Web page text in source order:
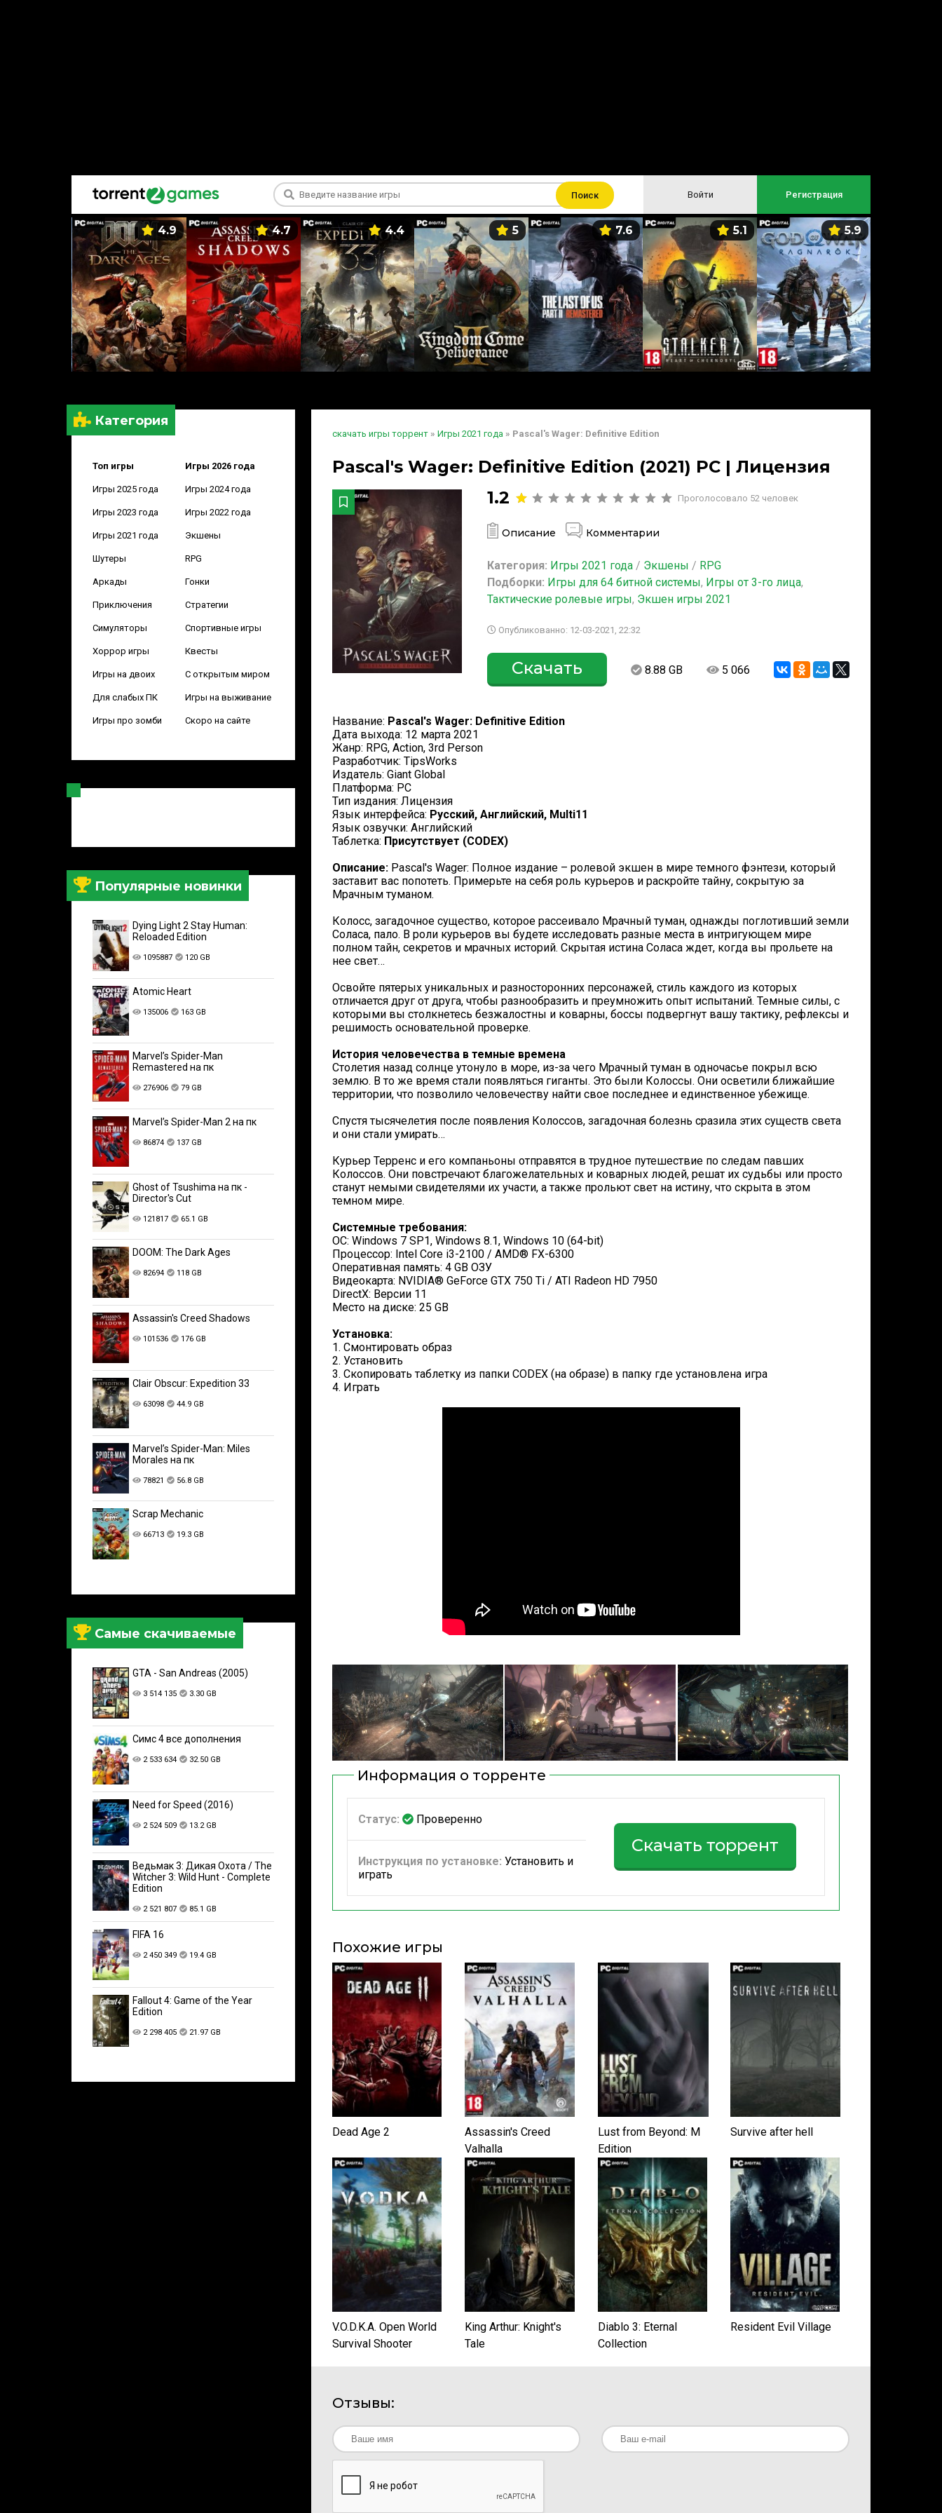
Поиск Войти Регистрация
4.9 4.7 4.4 5 7.6 5.1 5.9
Категория
Топ игры Игры 2026 года
Игры 2025 года Игры 2024 года
Игры 2023 года Игры 2022 года
Игры 2021 года Экшены
Шутеры RPG
Аркады Гонки
Приключения Стратегии
Симуляторы Спортивные игры
Хоррор игры Квесты
Игры на двоих С открытым миром
Для слабых ПК Игры на выживание
Игры про зомби Скоро на сайте
Популярные новинки
Dying Light 2 Stay Human:
Reloaded Edition
1095887 120 GB
Atomic Heart
135006 163 GB
Marvel’s Spider-Man
Remastered на пк
276906 79 GB
Marvel’s Spider-Man 2 на пк
86874 137 GB
Ghost of Tsushima на пк -
Director's Cut
121817 65.1 GB
DOOM: The Dark Ages
82694 118 GB
Assassin's Creed Shadows
101536 176 GB
Clair Obscur: Expedition 33
63098 44.9 GB
Marvel’s Spider-Man: Miles
Morales на пк
78821 56.8 GB
Scrap Mechanic
66713 19.3 GB
Самые скачиваемые
GTA - San Andreas (2005)
3 514 135 3.30 GB
Симс 4 все дополнения
2 533 634 32.50 GB
Need for Speed (2016)
2 524 509 13.2 GB
Ведьмак 3: Дикая Охота / The
Witcher 3: Wild Hunt - Complete
Edition
2 521 807 85.1 GB
FIFA 16
2 450 349 19.4 GB
Fallout 4: Game of the Year
Edition
2 298 405 21.97 GB
скачать игры торрент » Игры 2021 года » Pascal's Wager: Definitive Edition
Pascal's Wager: Definitive Edition (2021) PC | Лицензия
1.2
Проголосовало 52 человек
Описание Комментарии
Категория: Игры 2021 года / Экшены / RPG
Подборки: Игры для 64 битной системы, Игры от 3-го лица,
Тактические ролевые игры, Экшен игры 2021
Опубликованно: 12-03-2021, 22:32
Скачать 8.88 GB 5 066
Название: Pascal's Wager: Definitive Edition
Дата выхода: 12 марта 2021
Жанр: RPG, Action, 3rd Person
Разработчик: TipsWorks
Издатель: Giant Global
Платформа: PC
Тип издания: Лицензия
Язык интерфейса: Русский, Английский, Multi11
Язык озвучки: Английский
Таблетка: Присутствует (CODEX)
Описание: Pascal's Wager: Полное издание – ролевой экшен в мире темного фэнтези, который
заставит вас попотеть. Примерьте на себя роль курьеров и раскройте тайну, сокрытую за
Мрачным туманом.
Колосс, загадочное существо, которое рассеивало Мрачный туман, однажды поглотивший земли
Соласа, пало. В роли курьеров вы будете исследовать разные места в интригующем мире
полном тайн, секретов и мрачных историй. Скрытая истина Соласа ждет, когда вы прольете на
нее свет…
Освойте пятерых уникальных и разносторонних персонажей, стиль каждого из которых
отличается друг от друга, чтобы разнообразить и преумножить опыт испытаний. Темные силы, с
которыми вы столкнетесь безжалостны и коварны, боссы подвергнут вашу тактику, рефлексы и
решимость основательной проверке.
История человечества в темные времена
Столетия назад солнце утонуло в море, из-за чего Мрачный туман в одночасье покрыл всю
землю. В то же время стали появляться гиганты. Это были Колоссы. Они осветили ближайшие
территории, что позволило человечеству найти свое последнее и единственное убежище.
Спустя тысячелетия после появления Колоссов, загадочная болезнь сразила этих существ света
и они стали умирать…
Курьер Терренс и его компаньоны отправятся в трудное путешествие по следам павших
Колоссов. Они повстречают благожелательных и коварных людей, решат их судьбы или просто
станут немыми свидетелями их участи, а также прольют свет на истину, что скрыта в этом
темном мире.
Системные требования:
ОС: Windows 7 SP1, Windows 8.1, Windows 10 (64-bit)
Процессор: Intel Core i3-2100 / AMD® FX-6300
Оперативная память: 4 GB ОЗУ
Видеокарта: NVIDIA® GeForce GTX 750 Ti / ATI Radeon HD 7950
DirectX: Версии 11
Место на диске: 25 GB
Установка:
1. Смонтировать образ
2. Установить
3. Скопировать таблетку из папки CODEX (на образе) в папку где установлена игра
4. Играть
Информация о торренте
Статус: Проверенно
Инструкция по установке: Установить и
играть
Скачать торрент
Похожие игры
Dead Age 2
Assassin's Creed
Valhalla
Lust from Beyond: M
Edition
Survive after hell
V.O.D.K.A. Open World
Survival Shooter
King Arthur: Knight's
Tale
Diablo 3: Eternal
Collection
Resident Evil Village
Отзывы: